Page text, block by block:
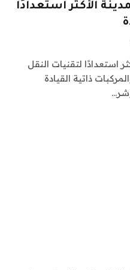
الأكثر استعدادًا
استعدادًا لتقنيات النقل
ذاتية القيادة